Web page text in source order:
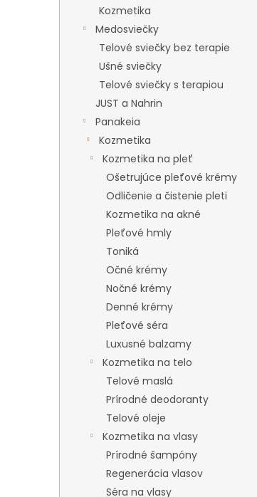
Kozmetika
Medosviečky
Telové sviečky bez terapie
Ušné sviečky
Telové sviečky s terapiou
JUST a Nahrin
Panakeia
Kozmetika
Kozmetika na pleť
Ošetrujúce pleťové krémy
Odličenie a čistenie pleti
Kozmetika na akné
Pleťové hmly
Toniká
Očné krémy
Nočné krémy
Denné krémy
Pleťové séra
Luxusné balzamy
Kozmetika na telo
Telové maslá
Prírodné deodoranty
Telové oleje
Kozmetika na vlasy
Prírodné šampóny
Regenerácia vlasov
Séra na vlasy